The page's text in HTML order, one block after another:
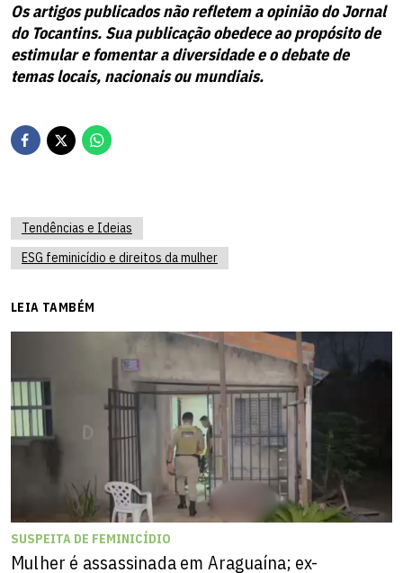
Os artigos publicados não refletem a opinião do Jornal
do Tocantins. Sua publicação obedece ao propósito de
estimular e fomentar a diversidade e o debate de
temas locais, nacionais ou mundiais.
Tendências e Ideias
ESG feminicídio e direitos da mulher
LEIA TAMBÉM
SUSPEITA DE FEMINICÍDIO
Mulher é assassinada em Araguaína; ex-